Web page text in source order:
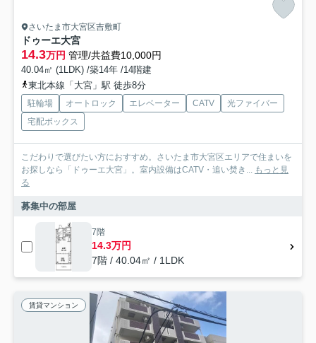
さいたま市大宮区吉敷町
ドゥーエ大宮
14.3万円 管理/共益費10,000円
40.04㎡ (1LDK) /築14年 /14階建
東北本線「大宮」駅 徒歩8分
駐輪場 オートロック エレベーター CATV
光ファイバー
宅配ボックス
こだわりで選びたい方におすすめ。さいたま市大宮区エリアで住まいを
お探しなら「ドゥーエ大宮」。室内設備はCATV・追い焚き... もっと見
る
募集中の部屋
7階
14.3万円
7階 / 40.04㎡ / 1LDK
賃貸マンション